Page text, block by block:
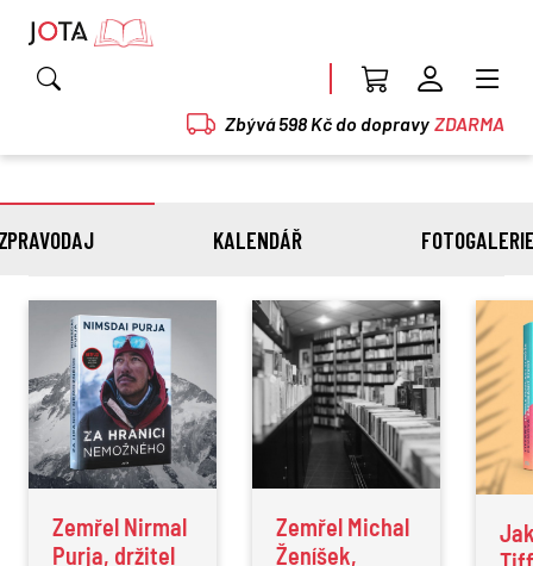
Zbývá 598 Kč do dopravy ZDARMA
KALENDÁŘ
Zemřel Nirmal
Purja, držitel
Zemřel Michal
Ženíšek,